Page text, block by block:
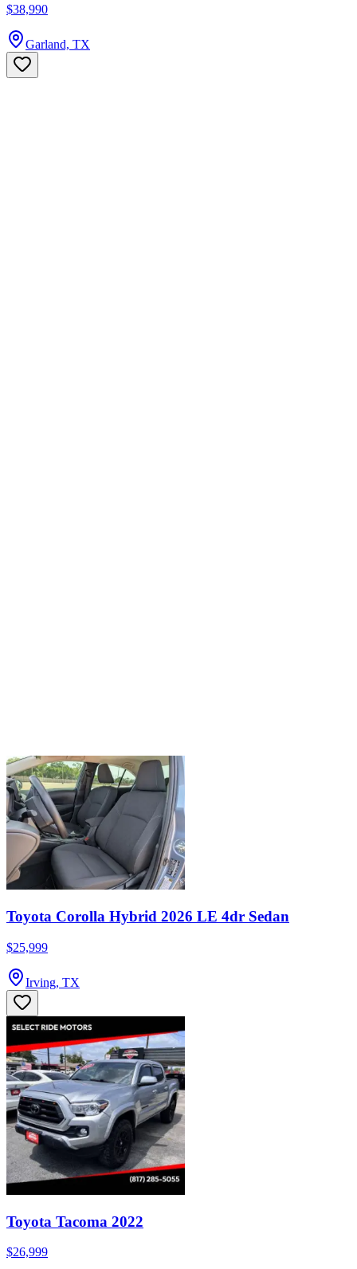
$38,990
Garland, TX
Toyota Corolla Hybrid 2026 LE 4dr Sedan
$25,999
Irving, TX
Toyota Tacoma 2022
$26,999